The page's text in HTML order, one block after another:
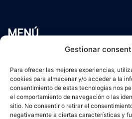
Gestionar
Para ofrecer las mejores experiencias,
cookies para almacenar y/o acceder a la
consentimiento de estas tecnologías nos
el comportamiento de navegación o las
sitio. No consentir o retirar el
negativamente a ciertas características y
MENÚ
Servicios
Blog
Contacto
Aviso Legal